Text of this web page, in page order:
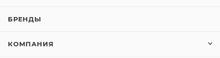
БРЕНДЫ
КОМПАНИЯ